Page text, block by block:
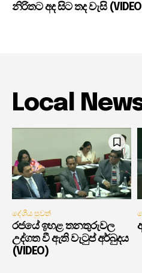
නිරිතට අද සිට තද වැසි
Local
දේශීය පුවත්
රජයේ ඉහළ තනතුරුවල
උද්ගත වී ඇති වැටුප් අර්බුදය
(VIDEO)